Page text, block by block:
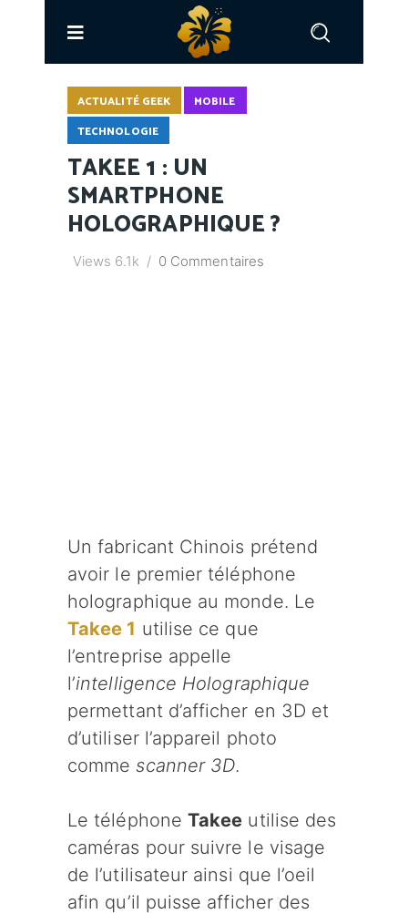
ACTUALITÉ GEEK
MOBILE
TECHNOLOGIE
TAKEE 1 : UN
SMARTPHONE
HOLOGRAPHIQUE ?
Views 6.1k 0 Commentaires
Un fabricant Chinois prétend
avoir le premier téléphone
holographique au monde. Le
Takee 1 utilise ce que
l’entreprise appelle
l’intelligence Holographique
permettant d’afficher en 3D et
d’utiliser l’appareil photo
commescanner 3D.
Le téléphone Takee utilise des
caméras pour suivre le visage
de l’utilisateur ainsi que l’oeil
afin qu’il puisse afficher des